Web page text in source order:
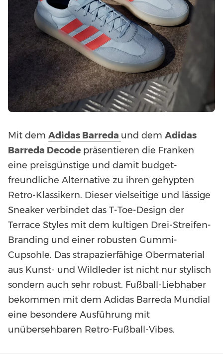
Mit dem Adidas Barreda und dem Adidas
Barreda Decode präsentieren die Franken
eine preisgünstige und damit budget-
freundliche Alternative zu ihren gehypten
Retro-Klassikern. Dieser vielseitige und lässige
Sneaker verbindet das T-Toe-Design der
Terrace Styles mit dem kultigen Drei-Streifen-
Branding und einer robusten Gummi-
Cupsohle. Das strapazierfähige Obermaterial
aus Kunst- und Wildleder ist nicht nur stylisch
sondern auch sehr robust. Fußball-Liebhaber
bekommen mit dem Adidas Barreda Mundial
eine besondere Ausführung mit
unübersehbaren Retro-Fußball-Vibes.